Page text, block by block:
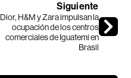
Siguiente
Dior, H&M y Zara impulsan la
ocupación de los centros
comerciales de Iguatemi en
Brasil